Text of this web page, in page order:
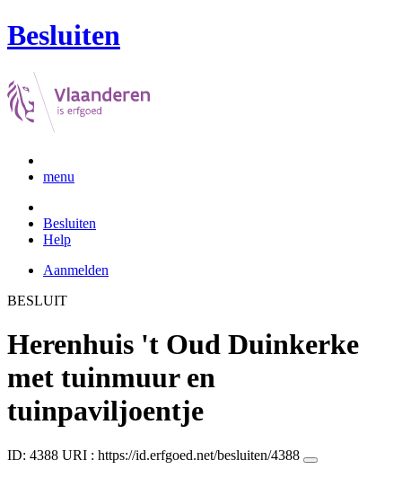
Besluiten
menu
Besluiten
Help
Aanmelden
BESLUIT
Herenhuis 't Oud Duinkerke
met tuinmuur en
tuinpaviljoentje
ID: 4388 URI : https://id.erfgoed.net/besluiten/4388